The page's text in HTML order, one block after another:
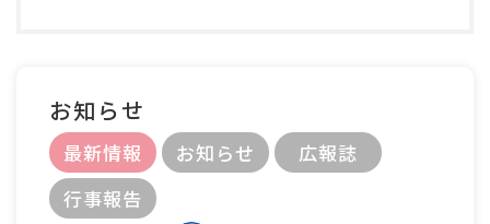
お知らせ
最新情報 お知らせ
広報誌
行事報告